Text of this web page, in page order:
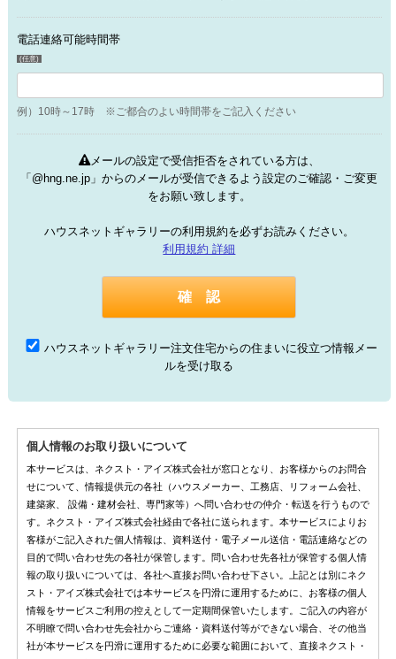
電話連絡可能時間帯
(任意)
例）10時～17時 ※ご都合のよい時間帯をご記入ください
メールの設定で受信拒否をされている方は、
「@hng.ne.jp」からのメールが受信できるよう設定のご確認・ご変更
をお願い致します。
ハウスネットギャラリーの利用規約を必ずお読みください。
利用規約 詳細
ハウスネットギャラリー注文住宅からの住まいに役立つ情報メー
ルを受け取る
個人情報のお取り扱いについて
本サービスは、ネクスト・アイズ株式会社が窓口となり、お客様からのお問合
せについて、情報提供元の各社（ハウスメーカー、工務店、リフォーム会社、
建築家、 設備・建材会社、専門家等）へ問い合わせの仲介・転送を行うもので
す。ネクスト・アイズ株式会社経由で各社に送られます。本サービスによりお
客様がご記入された個人情報は、資料送付・電子メール送信・電話連絡などの
目的で問い合わせ先の各社が保管します。問い合わせ先各社が保管する個人情
報の取り扱いについては、各社へ直接お問い合わせ下さい。上記とは別にネク
スト・アイズ株式会社では本サービスを円滑に運用するために、お客様の個人
情報をサービスご利用の控えとして一定期間保管いたします。ご記入の内容が
不明瞭で問い合わせ先会社からご連絡・資料送付等ができない場合、その他当
社が本サービスを円滑に運用するために必要な範囲において、直接ネクスト・